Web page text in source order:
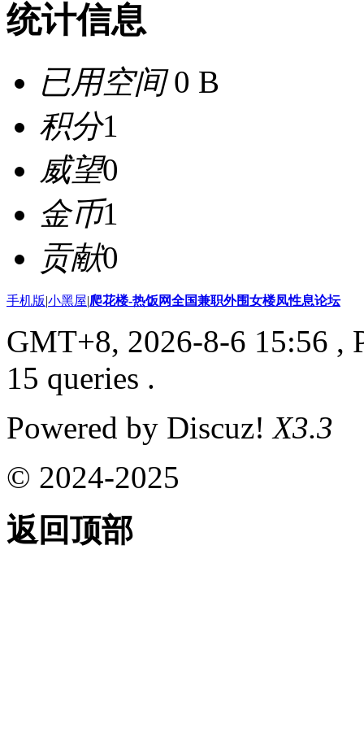
统计信息
已用空间0 B
积分1
威望0
金币1
贡献0
手机版|小黑屋|爬花楼-热饭网全国兼职外围女楼凤性息论坛
GMT+8, 2026-8-6 15:56 ,
15 queries .
Powered by Discuz!X3.3
© 2024-2025
返回顶部